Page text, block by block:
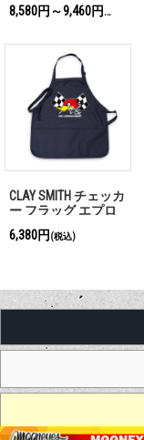
8,580円～9,460円
(税込)
CLAY SMITH チェッカ
ー フラッグ エプロ
6,380円(税込)